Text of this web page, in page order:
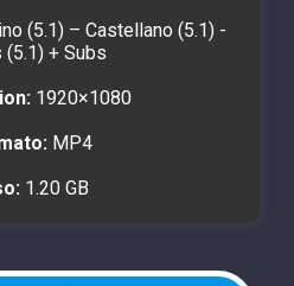
(5.1) – Castellano (5.1) -
(5.1) + Subs
1920×1080
MP4
1.20 GB